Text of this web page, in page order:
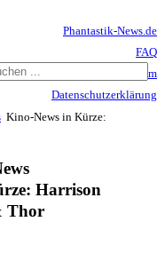
Phantastik-News.de
FAQ
Impressum
Datenschutzerklärung
Haftungsausschluss
Kino-News in Kürze:
Harrison
Thor